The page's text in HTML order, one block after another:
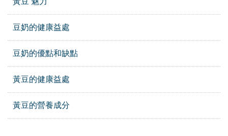
豆奶的健康益處
豆奶的優點和缺點
黃豆的健康益處
黃豆的營養成分